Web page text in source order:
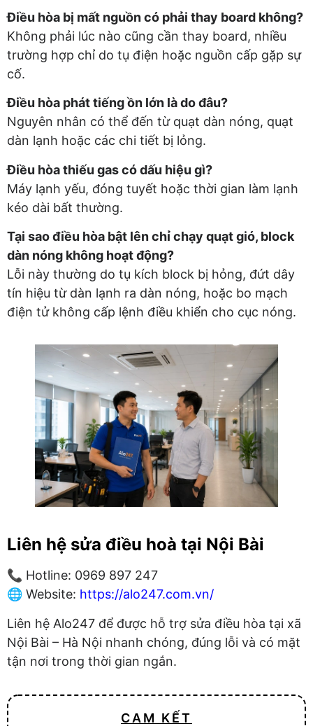
Điều hòa bị mất nguồn có phải thay board không?
Không phải lúc nào cũng cần thay board, nhiều
trường hợp chỉ do tụ điện hoặc nguồn cấp gặp sự
cố.
Điều hòa phát tiếng ồn lớn là do đâu?
Nguyên nhân có thể đến từ quạt dàn nóng, quạt
dàn lạnh hoặc các chi tiết bị lỏng.
Điều hòa thiếu gas có dấu hiệu gì?
Máy lạnh yếu, đóng tuyết hoặc thời gian làm lạnh
kéo dài bất thường.
Tại sao điều hòa bật lên chỉ chạy quạt gió, block
dàn nóng không hoạt động?
Lỗi này thường do tụ kích block bị hỏng, đứt dây
tín hiệu từ dàn lạnh ra dàn nóng, hoặc bo mạch
điện tử không cấp lệnh điều khiển cho cục nóng.
Liên hệ sửa điều hoà tại Nội Bài
📞 Hotline: 0969 897 247
🌐 Website: https://alo247.com.vn/
Liên hệ Alo247 để được hỗ trợ sửa điều hòa tại xã
Nội Bài – Hà Nội nhanh chóng, đúng lỗi và có mặt
tận nơi trong thời gian ngắn.
CAM KẾT